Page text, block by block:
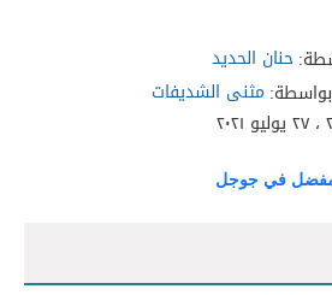
حنان الحديد
مثنى الشديفات
في جوجل